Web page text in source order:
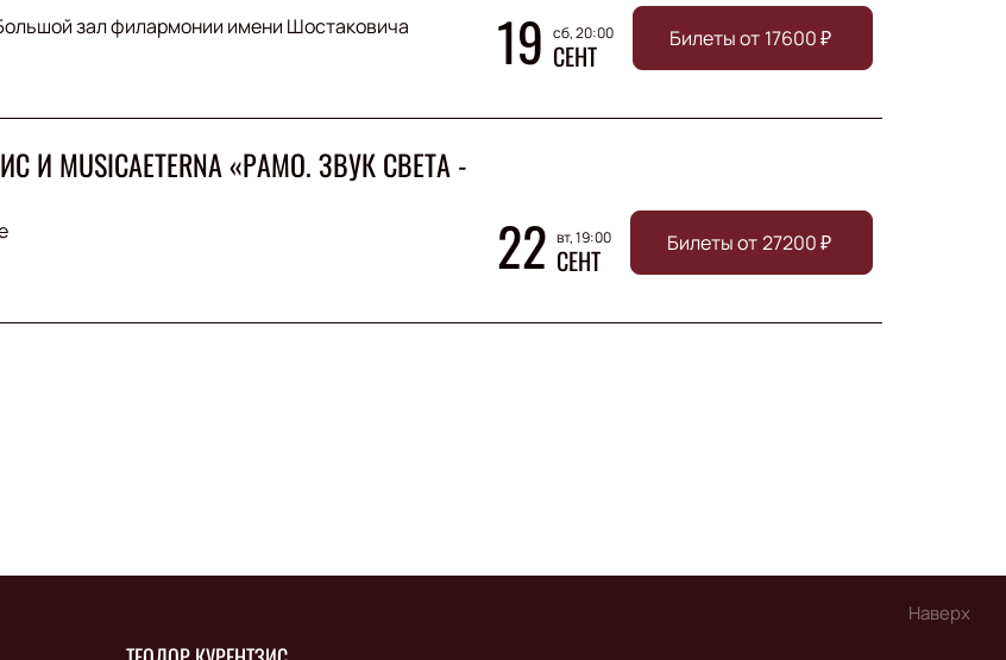
зал филармонии имени Шостаковича 19 сб, 20:00
СЕНТ Билеты от 17600₽
И MUSICAETERNA «РАМО. ЗВУК СВЕТА -
22 вт, 19:00
СЕНТ Билеты от 27200₽
Наверх